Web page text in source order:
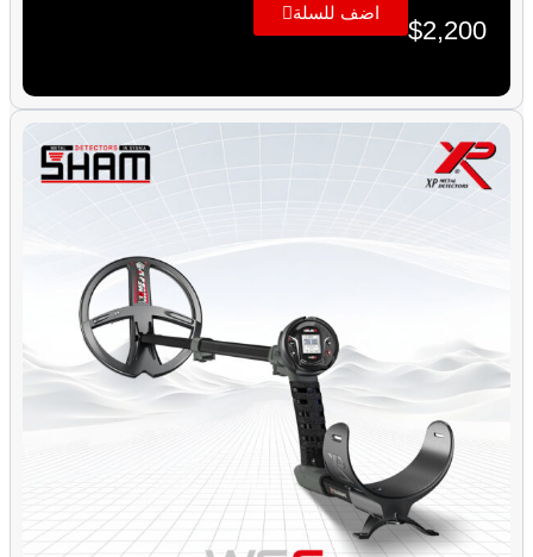
$2,200
اضف للسلة